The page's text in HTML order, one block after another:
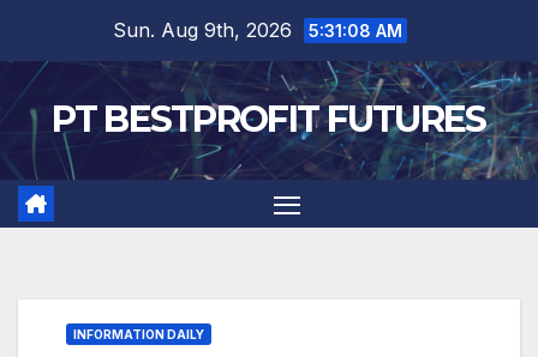
content
Sun. Aug 9th, 2026 5:31:09 AM
PT BESTPROFIT FUTURES
INFORMATION DAILY